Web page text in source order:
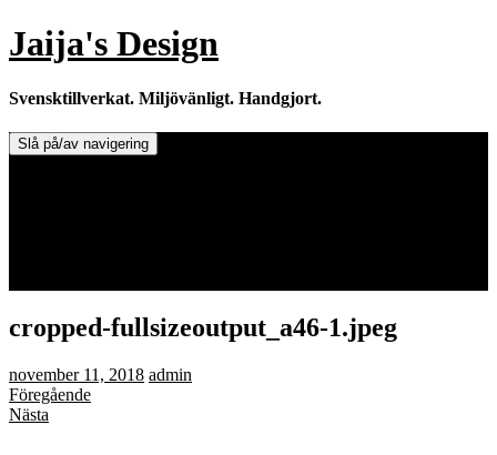
Hoppa
till
Jaija's Design
Svensktillverkat. Miljövänligt. Handgjort.
Slå på/av navigering
cropped-fullsizeoutput_a46-1.jpeg
november 11, 2018 admin
Föregående
Nästa